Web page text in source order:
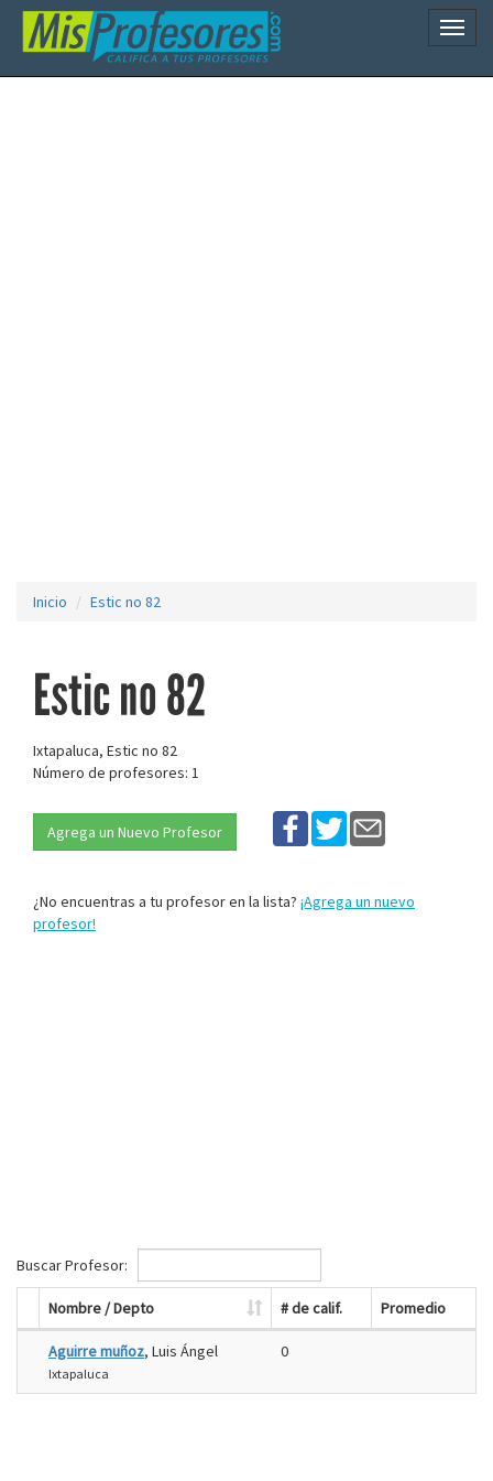
Inicio Estic no 82
Estic no 82
Ixtapaluca, Estic no 82
Número de profesores: 1
Agrega un Nuevo Profesor
¿No encuentras a tu profesor en la lista? ¡Agrega un nuevo
profesor!
Buscar Profesor:
Nombre / Depto # de calif. Promedio
Aguirre muñoz, Luis Ángel
Ixtapaluca
0